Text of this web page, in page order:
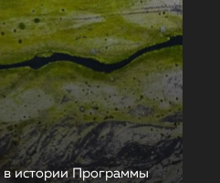
в истории Программы